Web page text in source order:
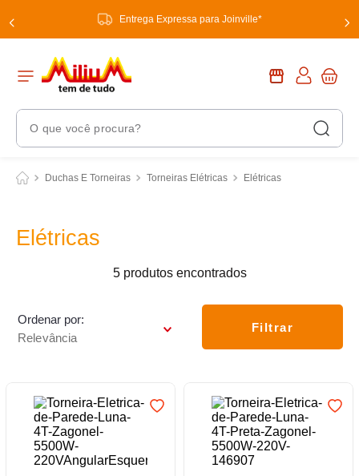
Entrega Expressa para Joinville*
O que você procura?
Duchas E Torneiras Torneiras Elétricas Elétricas
Elétricas
5 produtos
Ordenar por
Relevância
Filtrar
Termos Mais Buscados
2º tinta
5º
6º luminária
8º panelas
9º varal
10º caneca